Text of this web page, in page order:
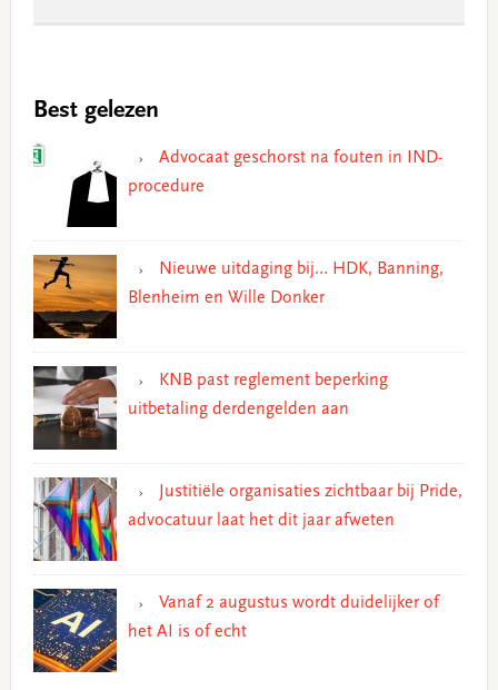
Best gelezen
Advocaat geschorst na fouten in IND-
procedure
Nieuwe uitdaging bij… HDK, Banning,
Blenheim en Wille Donker
KNB past reglement beperking
uitbetaling derdengelden aan
Justitiële organisaties zichtbaar bij Pride,
advocatuur laat het dit jaar afweten
Vanaf 2 augustus wordt duidelijker of
het AI is of echt